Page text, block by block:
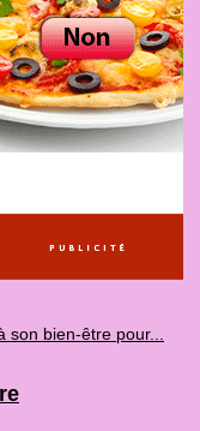
son bien-être pour...